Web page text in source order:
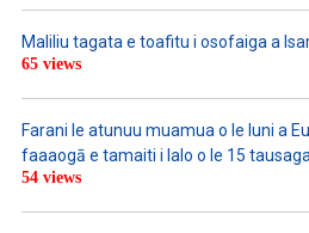
Maliliu tagata e toafitu i osofaiga a
65 views
Farani le atunuu muamua o le Iuni a
faaaogā e tamaiti i lalo o le 15
54 views